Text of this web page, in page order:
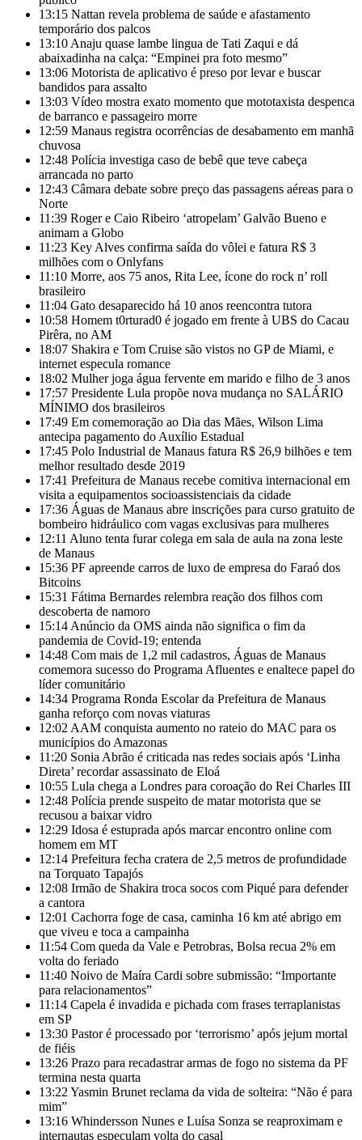
13:15 Nattan revela problema de saúde e afastamento
temporário dos palcos
13:10 Anaju quase lambe lingua de Tati Zaqui e dá
abaixadinha na calça: “Empinei pra foto mesmo”
13:06 Motorista de aplicativo é preso por levar e buscar
bandidos para assalto
13:03 Vídeo mostra exato momento que mototaxista despenca
de barranco e passageiro morre
12:59 Manaus registra ocorrências de desabamento em manhã
chuvosa
12:48 Polícia investiga caso de bebê que teve cabeça
arrancada no parto
12:43 Câmara debate sobre preço das passagens aéreas para o
Norte
11:39 Roger e Caio Ribeiro ‘atropelam’ Galvão Bueno e
animam a Globo
11:23 Key Alves confirma saída do vôlei e fatura R$ 3
milhões com o Onlyfans
11:10 Morre, aos 75 anos, Rita Lee, ícone do rock n’ roll
brasileiro
11:04 Gato desaparecido há 10 anos reencontra tutora
10:58 Homem t0rturad0 é jogado em frente à UBS do Cacau
Pirêra, no AM
18:07 Shakira e Tom Cruise são vistos no GP de Miami, e
internet especula romance
18:02 Mulher joga água fervente em marido e filho de 3 anos
17:57 Presidente Lula propõe nova mudança no SALÁRIO
MÍNIMO dos brasileiros
17:49 Em comemoração ao Dia das Mães, Wilson Lima
antecipa pagamento do Auxílio Estadual
17:45 Polo Industrial de Manaus fatura R$ 26,9 bilhões e tem
melhor resultado desde 2019
17:41 Prefeitura de Manaus recebe comitiva internacional em
visita a equipamentos socioassistenciais da cidade
17:36 Águas de Manaus abre inscrições para curso gratuito de
bombeiro hidráulico com vagas exclusivas para mulheres
12:11 Aluno tenta furar colega em sala de aula na zona leste
de Manaus
15:36 PF apreende carros de luxo de empresa do Faraó dos
Bitcoins
15:31 Fátima Bernardes relembra reação dos filhos com
descoberta de namoro
15:14 Anúncio da OMS ainda não significa o fim da
pandemia de Covid-19; entenda
14:48 Com mais de 1,2 mil cadastros, Águas de Manaus
comemora sucesso do Programa Afluentes e enaltece papel do
líder comunitário
14:34 Programa Ronda Escolar da Prefeitura de Manaus
ganha reforço com novas viaturas
12:02 AAM conquista aumento no rateio do MAC para os
municípios do Amazonas
11:20 Sonia Abrão é criticada nas redes sociais após ‘Linha
Direta’ recordar assassinato de Eloá
10:55 Lula chega a Londres para coroação do Rei Charles III
12:48 Polícia prende suspeito de matar motorista que se
recusou a baixar vidro
12:29 Idosa é estuprada após marcar encontro online com
homem em MT
12:14 Prefeitura fecha cratera de 2,5 metros de profundidade
na Torquato Tapajós
12:08 Irmão de Shakira troca socos com Piqué para defender
a cantora
12:01 Cachorra foge de casa, caminha 16 km até abrigo em
que viveu e toca a campainha
11:54 Com queda da Vale e Petrobras, Bolsa recua 2% em
volta do feriado
11:40 Noivo de Maíra Cardi sobre submissão: “Importante
para relacionamentos”
11:14 Capela é invadida e pichada com frases terraplanistas
em SP
13:30 Pastor é processado por ‘terrorismo’ após jejum mortal
de fiéis
13:26 Prazo para recadastrar armas de fogo no sistema da PF
termina nesta quarta
13:22 Yasmin Brunet reclama da vida de solteira: “Não é para
mim”
13:16 Whindersson Nunes e Luísa Sonza se reaproximam e
internautas especulam volta do casal